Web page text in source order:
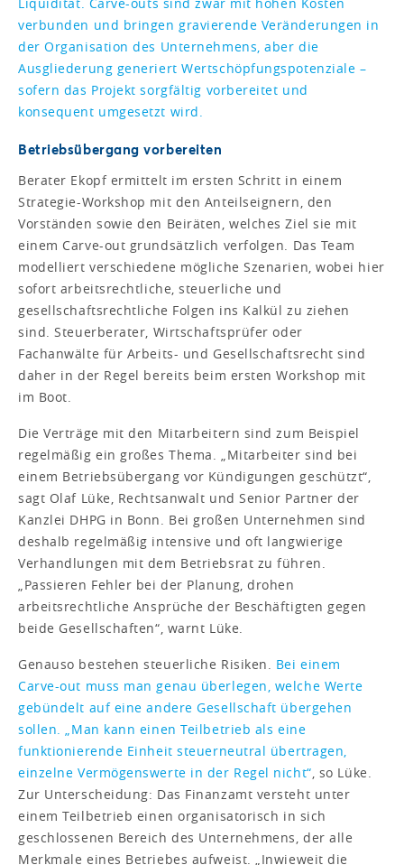
verbunden und bringen gravierende Veränderungen in
der Organisation des Unternehmens, aber die
Ausgliederung generiert Wertschöpfungspotenziale –
sofern das Projekt sorgfältig vorbereitet und
konsequent umgesetzt wird.
Betriebsübergang vorbereiten
Berater Ekopf ermittelt im ersten Schritt in einem
Strategie-Workshop mit den Anteilseignern, den
Vorständen sowie den Beiräten, welches Ziel sie mit
einem Carve-out grundsätzlich verfolgen. Das Team
modelliert verschiedene mögliche Szenarien, wobei hier
sofort arbeitsrechtliche, steuerliche und
gesellschaftsrechtliche Folgen ins Kalkül zu ziehen
sind. Steuerberater, Wirtschaftsprüfer oder
Fachanwälte für Arbeits- und Gesellschaftsrecht sind
daher in der Regel bereits beim ersten Workshop mit
im Boot.
Die Verträge mit den Mitarbeitern sind zum Beispiel
regelmäßig ein großes Thema. „Mitarbeiter sind bei
einem Betriebsübergang vor Kündigungen geschützt“,
sagt Olaf Lüke, Rechtsanwalt und Senior Partner der
Kanzlei DHPG in Bonn. Bei großen Unternehmen sind
deshalb regelmäßig intensive und oft langwierige
Verhandlungen mit dem Betriebsrat zu führen.
„Passieren Fehler bei der Planung, drohen
arbeitsrechtliche Ansprüche der Beschäftigten gegen
beide Gesellschaften“, warnt Lüke.
Genauso bestehen steuerliche Risiken. Bei einem
Carve-out muss man genau überlegen, welche Werte
gebündelt auf eine andere Gesellschaft übergehen
sollen. „Man kann einen Teilbetrieb als eine
funktionierende Einheit steuerneutral übertragen,
einzelne Vermögenswerte in der Regel nicht“, so Lüke.
Zur Unterscheidung: Das Finanzamt versteht unter
einem Teilbetrieb einen organisatorisch in sich
geschlossenen Bereich des Unternehmens, der alle
Merkmale eines Betriebes aufweist. „Inwieweit die